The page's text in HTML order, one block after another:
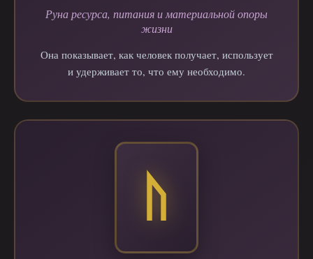
Руна ресурса, питания и материальной опоры
жизни
Она показывает, как человек получает, использует
и удерживает то, что ему необходимо.